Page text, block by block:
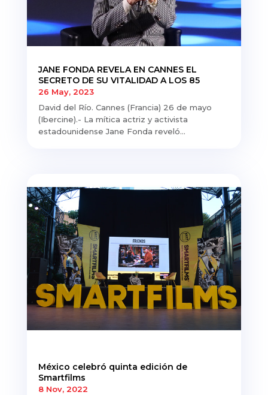
JANE FONDA REVELA EN CANNES EL
SECRETO DE SU VITALIDAD A LOS 85
26 May, 2023
David del Río. Cannes (Francia) 26 de mayo
(Ibercine).- La mítica actriz y activista
estadounidense Jane Fonda reveló...
México celebró quinta edición de
Smartfilms
8 Nov, 2022